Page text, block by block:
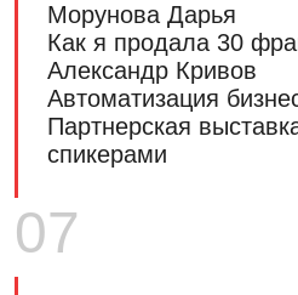
Морунова Дарья
Как я продала 30
Александр Кривов
Автоматизация
Партнерская
спикерами
07